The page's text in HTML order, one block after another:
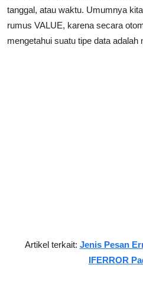
tanggal, atau waktu. Umumnya
rumus VALUE, karena secara
mengetahui suatu tipe data adalah
Artikel terkait: Jenis Pesan
IFERROR